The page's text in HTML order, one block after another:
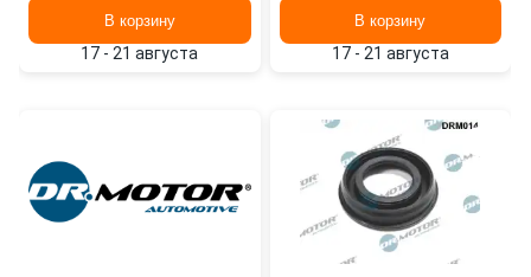
В корзину
17 - 21 августа
00>08, CL DRM025 DR.
В корзину
17 - 21 августа